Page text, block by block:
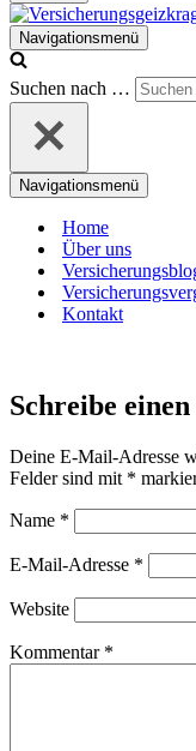
Navigationsmenü
Suchen nach …
Navigationsmenü
Home
Über uns
Kontakt
Schreibe
Deine E-Mail-Adresse
Felder sind mit *
Name *
E-Mail-Adresse *
Website
Kommentar *